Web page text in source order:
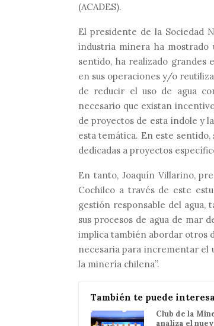
(ACADES).
El presidente de la Sociedad
industria minera ha
sentido, ha realizado grandes
en sus operaciones y/o
de reducir el uso de agua
necesario que existan
de proyectos de esta índole y
esta temática. En este
dedicadas a proyectos
En tanto, Joaquín Villarino,
Cochilco a través de este
gestión responsable del agua,
sus procesos de agua de mar
implica también abordar otros
necesaria para incrementar el
la minería chilena”.
También te puede
Club de la
analiza el